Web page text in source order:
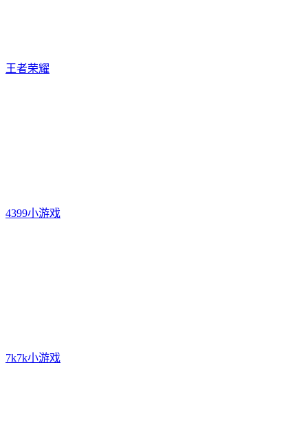
王者荣耀
4399小游戏
7k7k小游戏